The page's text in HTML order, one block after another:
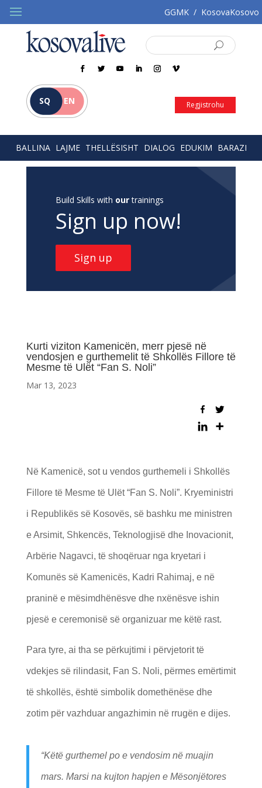
GGMK / KosovaKosovo
SQ EN Regjistrohu
BALLINA LAJME THELLËSISHT DIALOG EDUKIM BARAZI
Build Skills with ourtrainings
Sign up now!
Sign up
Kurti viziton Kamenicën, merr pjesë në
vendosjen e gurthemelit të Shkollës Fillore të
Mesme të Ulët “Fan S. Noli”
Mar 13, 2023
Në Kamenicë, sot u vendos gurthemeli i Shkollës
Fillore të Mesme të Ulët “Fan S. Noli”. Kryeministri
i Republikës së Kosovës, së bashku me ministren
e Arsimit, Shkencës, Teknologjisë dhe Inovacionit,
Arbërie Nagavci, të shoqëruar nga kryetari i
Komunës së Kamenicës, Kadri Rahimaj, e në
praninë e mësimdhënësve dhe nxënësve ishin
pjesë e ceremonisë së organizuar me këtë rast.
Para tyre, ai tha se përkujtimi i përvjetorit të
vdekjes së rilindasit, Fan S. Noli, përmes emërtimit
të shkollës, është simbolik domethënëse dhe
zotim për vazhduar angazhimin në rrugën e dijes.
“Këtë gurthemel po e vendosim në muajin
mars. Marsi na kujton hapjen e Mësonjëtores